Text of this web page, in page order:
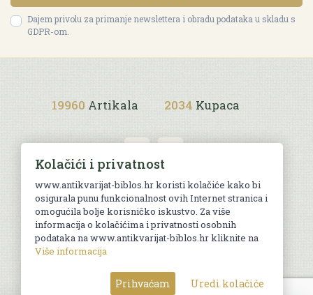
Dajem privolu za primanje newslettera i obradu podataka u skladu s
GDPR-om.
19960 Artikala 2034 Kupaca
Uvjeti kupnje
© Sva prava pridržana. Web by
Kolačići i privatnost
www.antikvarijat-biblos.hr koristi kolačiće kako bi
osigurala punu funkcionalnost ovih Internet stranica i
omogućila bolje korisničko iskustvo. Za više
informacija o kolačićima i privatnosti osobnih
podataka na www.antikvarijat-biblos.hr kliknite na
Više informacija
Prihvaćam Uredi kolačiće